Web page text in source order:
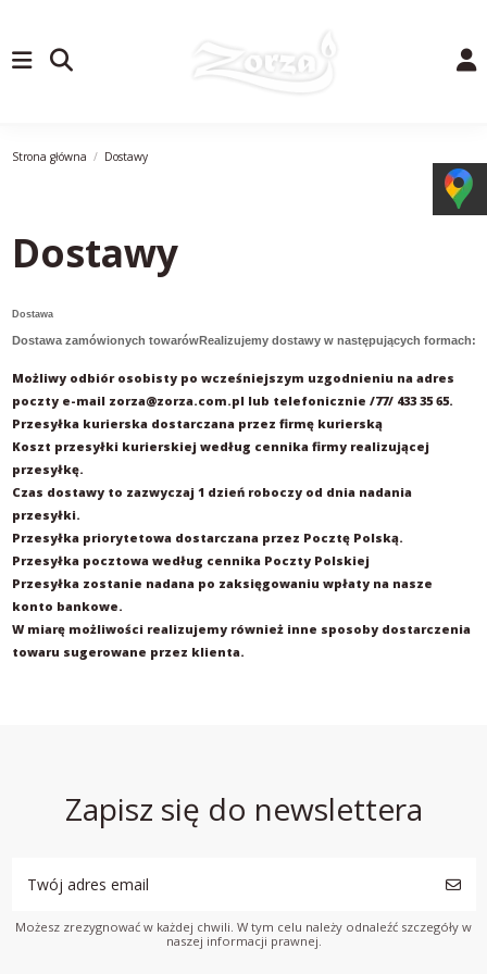
Strona główna Dostawy
Dostawy
Dostawa
Dostawa zamówionych towarówRealizujemy dostawy w następujących formach:
Możliwy odbiór osobisty po wcześniejszym uzgodnieniu na adres
poczty e-mail zorza@zorza.com.pl lub telefonicznie /77/ 433 35 65.
Przesyłka kurierska dostarczana przez firmę kurierską
Koszt przesyłki kurierskiej według cennika firmy realizującej
przesyłkę.
Czas dostawy to zazwyczaj 1 dzień roboczy od dnia nadania
przesyłki.
Przesyłka priorytetowa dostarczana przez Pocztę Polską.
Przesyłka pocztowa według cennika Poczty Polskiej
Przesyłka zostanie nadana po zaksięgowaniu wpłaty na nasze
konto bankowe.
W miarę możliwości realizujemy również inne sposoby dostarczenia
towaru sugerowane przez klienta.
Zapisz się do newslettera
Możesz zrezygnować w każdej chwili. W tym celu należy odnaleźć szczegóły w
naszej informacji prawnej.